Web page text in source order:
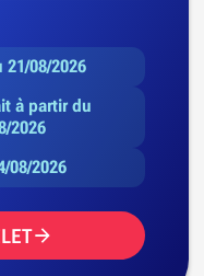
08/2026
à partir du
2026
08/2026